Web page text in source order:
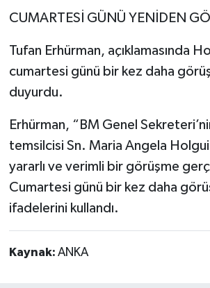
CUMARTESİ GÜNÜ YENİDEN
Tufan Erhürman, açıklamasında
cumartesi günü bir kez daha
duyurdu.
Erhürman, “BM Genel
temsilcisi Sn. Maria Angela
yararlı ve verimli bir görüşme
Cumartesi günü bir kez daha
ifadelerini kullandı.
Kaynak: ANKA